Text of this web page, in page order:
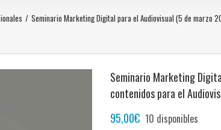
/ Seminario Marketing Digital para el Audiovisual (5 de marzo
Seminario Marketing
contenidos para el
95,00€ 10 disponibles